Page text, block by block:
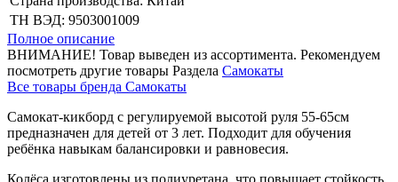
ТН ВЭД: 9503001009
Полное описание
ВНИМАНИЕ! Товар выведен из ассортимента. Рекомендуем
посмотреть другие товары Раздела Самокаты
Все товары бренда Самокаты
Самокат-кикборд с регулируемой высотой руля 55-65см
предназначен для детей от 3 лет. Подходит для обучения
ребёнка навыкам балансировки и равновесия.
Колёса изготовлены из полиуретана, что повышает стойкость